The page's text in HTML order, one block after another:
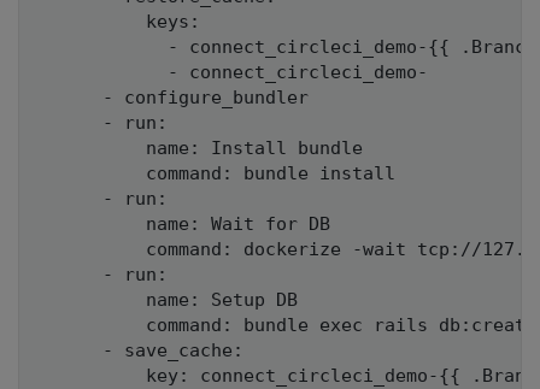
          keys:
- connect_circleci_demo-{{
            - connect_circleci_demo-
      - configure_bundler
      - run:
          name: Install bundle
          command: bundle install
      - run:
          name: Wait for DB
command: dockerize -wait tcp://
      - run:
          name: Setup DB
command: bundle exec rails
      - save_cache:
key: connect_circleci_demo-{{